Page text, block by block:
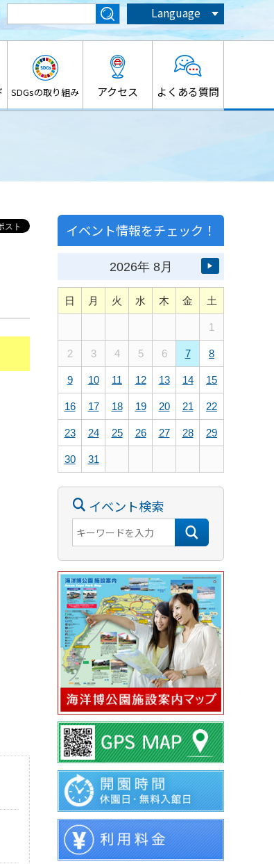
Language
SDGsの取り組み アクセス よくある質問
イベント情報をチェック！
▶
2026年 8月
日 月 火 水 木 金 土
1
2 3 4 5 6 7 8
9 10 11 12 13 14 15
16 17 18 19 20 21 22
23 24 25 26 27 28 29
30 31
イベント検索